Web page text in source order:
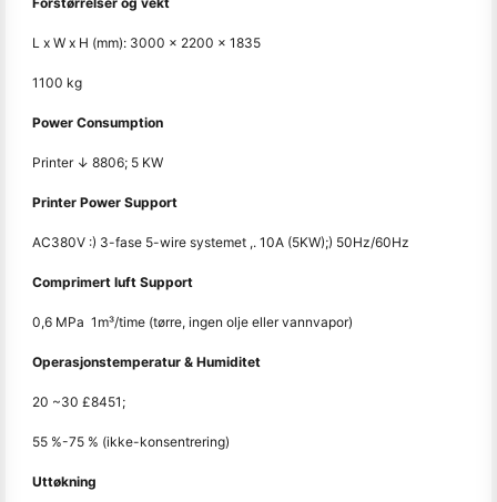
L x W x H (mm): 3000 x 2200 x 1835
1100 kg
Power Consumption
Printer ↓ 8806; 5 KW
Printer Power Support
AC380V :) 3-fase 5-wire systemet ,. 10A (5KW);) 50Hz/60Hz
Comprimert luft Support
0,6 MPa 1m³/time (tørre, ingen olje eller vannvapor)
Operasjonstemperatur & Humiditet
20 ~30 £8451;
55 %-75 % (ikke-konsentrering)
Uttøkning